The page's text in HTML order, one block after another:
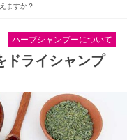
ますか？
ハーブシャンプーについて
ドライシャンプ